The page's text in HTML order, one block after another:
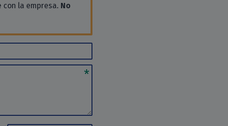
la empresa. No